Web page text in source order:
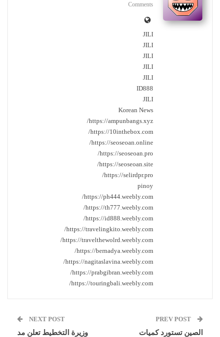
Comments
JILI
JILI
JILI
JILI
JILI
ID888
JILI
Korean News
https://ampunbangs.xyz/
https://10inthebox.com/
https://seoseoan.online/
https://seoseoan.pro/
https://seoseoan.site/
https://selirdpr.pro/
pinoy
https://ph444.weebly.com/
https://th777.weebly.com/
https://id888.weebly.com/
https://travelingkito.weebly.com/
https://travelthewolrd.weebly.com/
https://bernadya.weebly.com/
https://nagitaslavina.weebly.com/
https://prabgibran.weebly.com/
https://touringbali.weebly.com/
الصين تستورد كميات
NEXT POST
وزيرة التخطيط تعلن مد